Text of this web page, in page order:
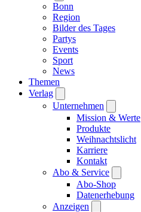
Bonn
Region
Bilder des Tages
Partys
Events
Sport
News
Themen
Verlag
Unternehmen
Mission & Werte
Produkte
Weihnachtslicht
Karriere
Kontakt
Abo & Service
Abo-Shop
Datenerhebung
Anzeigen